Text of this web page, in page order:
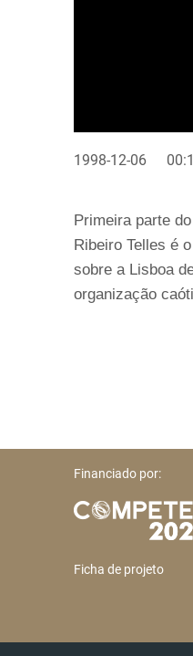
1998-12-06
Primeira parte
Ribeiro Telles é
sobre a Lisboa
organização
Financiado por:
Ficha de projeto